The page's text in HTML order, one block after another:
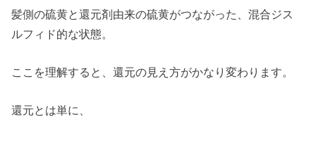
髪側の硫黄と還元剤由来の硫黄がつながった、混合ジス
ルフィド的な状態。
ここを理解すると、還元の見え方がかなり変わります。
還元とは単に、